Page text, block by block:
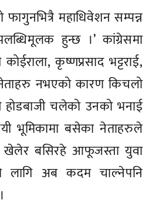
महाधिवेशन सम्पन्न
हुन्छ ।’ कांग्रेसमा
कृष्णप्रसाद भट्टराई,
नभएको कारण किचलो
होडबाजी चलेको उनको भनाई
भूमिकामा बसेका नेताहरुले
बसिरहे आफूजस्ता युवा
लागि अब कदम चाल्नेपनि